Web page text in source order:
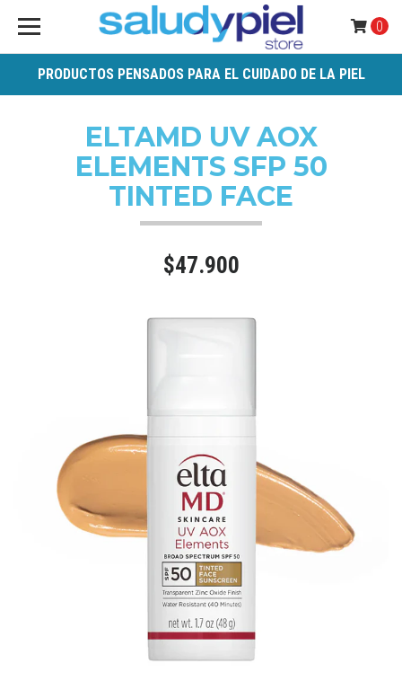
PRODUCTOS PENSADOS PARA EL CUIDADO DE LA PIEL
0
ELTAMD UV AOX
ELEMENTS SFP 50
TINTED FACE
$47.900